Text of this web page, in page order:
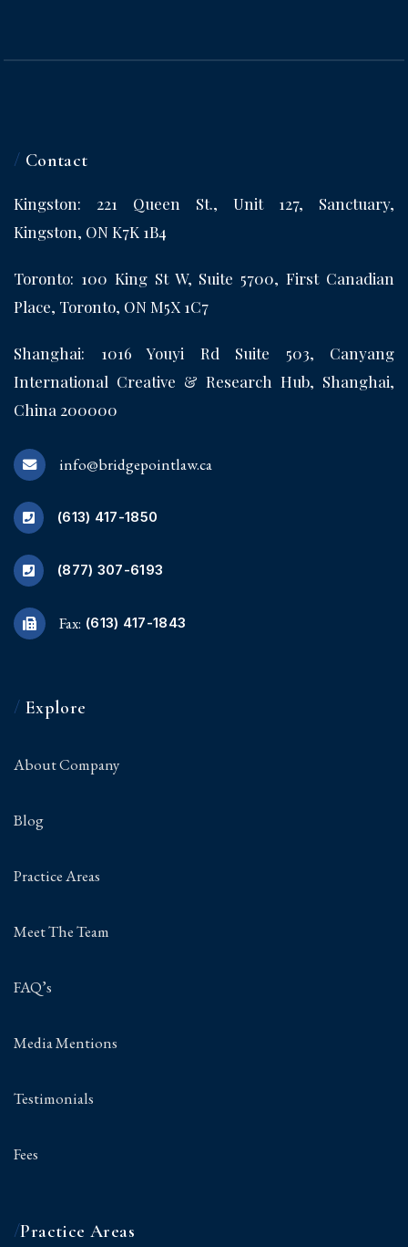
/ Contact
Kingston: 221 Queen St., Unit 127, Sanctuary,
Kingston, ON K7K 1B4
Toronto: 100 King St W, Suite 5700, First Canadian
Place, Toronto, ON M5X 1C7
Shanghai: 1016 Youyi Rd Suite 503, Canyang
International Creative & Research Hub, Shanghai,
China 200000
info@bridgepointlaw.ca
(613) 417-1850
(877) 307-6193
Fax: (613) 417-1843
/ Explore
About Company
Blog
Practice Areas
Meet The Team
FAQ’s
Media Mentions
Testimonials
Fees
/Practice Areas